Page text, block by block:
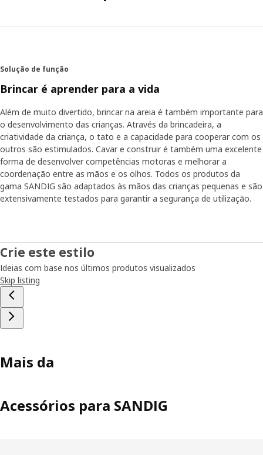
Solução de função
Brincar é aprender para a vida
Além de muito divertido, brincar na areia é também importante para
o desenvolvimento das crianças. Através da brincadeira, a
criatividade da criança, o tato e a capacidade para cooperar com os
outros são estimulados. Cavar e construir é também uma excelente
forma de desenvolver competências motoras e melhorar a
coordenação entre as mãos e os olhos. Todos os produtos da
gama SANDIG são adaptados às mãos das crianças pequenas e são
extensivamente testados para garantir a segurança de utilização.
Crie este estilo
Ideias com base nos últimos produtos visualizados
Skip listing
Mais da
Acessórios para SANDIG